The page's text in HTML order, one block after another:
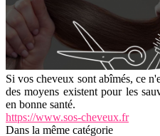
Si vos cheveux sont abîmés, ce
des moyens existent pour les
en bonne santé.
https://www.sos-cheveux.fr
Dans la même catégorie